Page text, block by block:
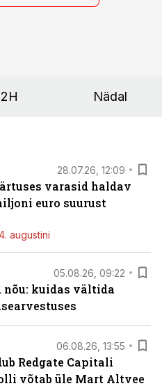
Nädal
28.07.26, 12:09
varasid haldav
euro suurust
augustini
05.08.26, 09:22
nõu: kuidas vältida
06.08.26, 13:55
Redgate Capitali
võtab üle Mart Altvee